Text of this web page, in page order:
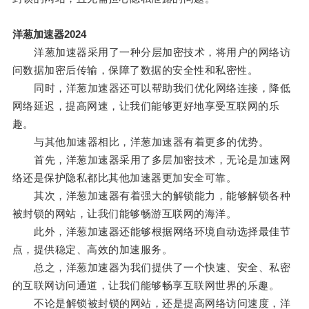
洋葱加速器2024
洋葱加速器采用了一种分层加密技术，将用户的网络访
问数据加密后传输，保障了数据的安全性和私密性。
同时，洋葱加速器还可以帮助我们优化网络连接，降低
网络延迟，提高网速，让我们能够更好地享受互联网的乐
趣。
与其他加速器相比，洋葱加速器有着更多的优势。
首先，洋葱加速器采用了多层加密技术，无论是加速网
络还是保护隐私都比其他加速器更加安全可靠。
其次，洋葱加速器有着强大的解锁能力，能够解锁各种
被封锁的网站，让我们能够畅游互联网的海洋。
此外，洋葱加速器还能够根据网络环境自动选择最佳节
点，提供稳定、高效的加速服务。
总之，洋葱加速器为我们提供了一个快速、安全、私密
的互联网访问通道，让我们能够畅享互联网世界的乐趣。
不论是解锁被封锁的网站，还是提高网络访问速度，洋